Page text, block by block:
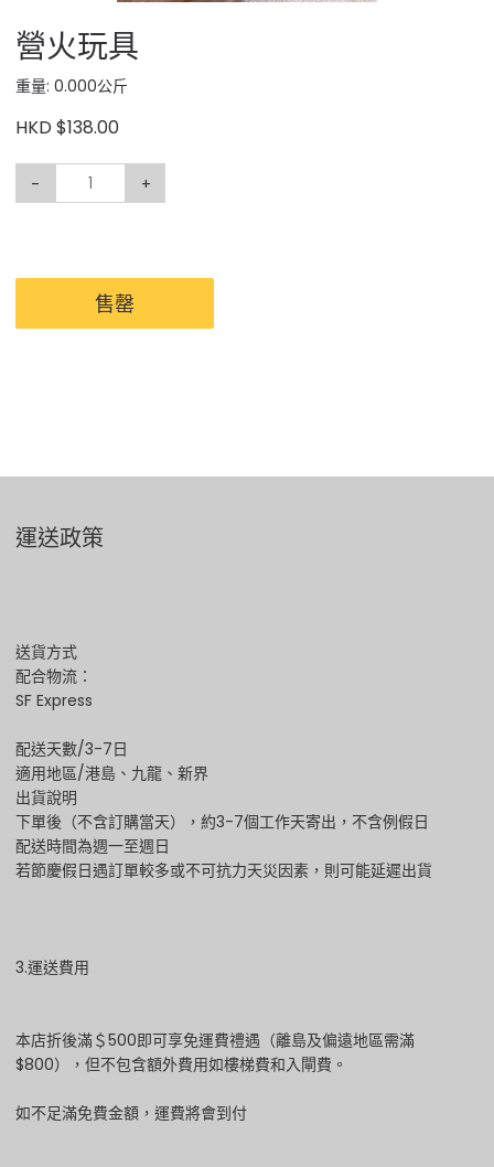
營火玩具
重量: 0.000公斤
HKD $138.00
- +
售罄
運送政策
送貨方式
配合物流：
SF Express
配送天數/3-7日
適用地區/港島、九龍、新界
出貨說明
下單後（不含訂購當天），約3-7個工作天寄出，不含例假日
配送時間為週一至週日
若節慶假日遇訂單較多或不可抗力天災因素，則可能延遲出貨
3.運送費用
本店折後滿＄500即可享免運費禮遇（離島及偏遠地區需滿
$800），但不包含額外費用如樓梯費和入閘費。
如不足滿免費金額，運費將會到付